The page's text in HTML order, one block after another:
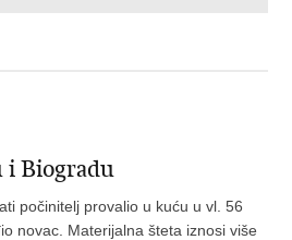
i Biogradu
počinitelj provalio u kuću u vl. 56
novac. Materijalna šteta iznosi više